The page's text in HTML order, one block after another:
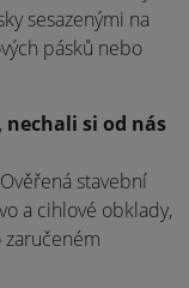
sesazenými na
pásků nebo
nechali si od nás
stavební
a cihlové obklady,
zaručeném